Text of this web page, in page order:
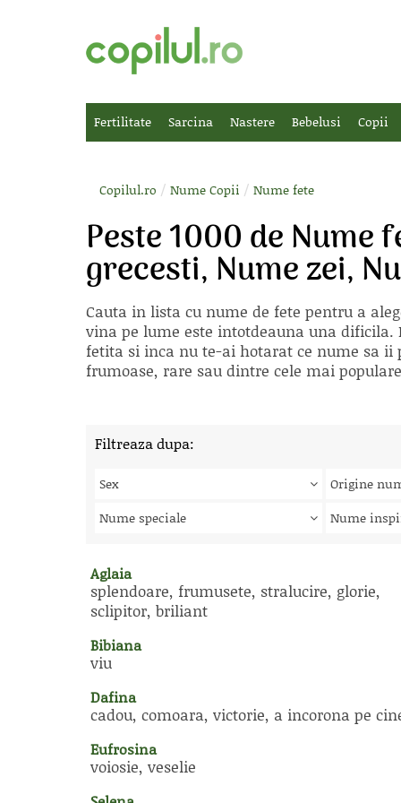
Fertilitate Sarcina Nastere Bebelusi Copii
Copilul.ro / Nume Copii / Nume fete
Peste 1000 de Nume
grecesti, Nume zei,
Cauta in lista cu nume de fete pentru a
vina pe lume este intotdeauna una dificila.
fetita si inca nu te-ai hotarat ce nume sa ii
frumoase, rare sau dintre cele mai
Filtreaza dupa:
Sex
Origine
Nume speciale
Nume
Aglaia
splendoare, frumusete, stralucire, glorie,
sclipitor, briliant
Bibiana
viu
Dafina
cadou, comoara, victorie, a incorona pe
Eufrosina
voiosie, veselie